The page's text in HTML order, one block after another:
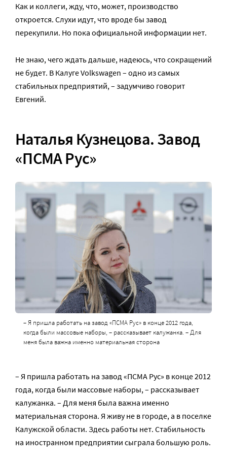
Как и коллеги, жду, что, может, производство
откроется. Слухи идут, что вроде бы завод
перекупили. Но пока официальной информации нет.
Не знаю, чего ждать дальше, надеюсь, что сокращений
не будет. В Калуге Volkswagen – одно из самых
стабильных предприятий, – задумчиво говорит
Евгений.
Наталья Кузнецова. Завод
«ПСМА Рус»
– Я пришла работать на завод «ПСМА Рус» в конце 2012 года,
когда были массовые наборы, – рассказывает калужанка. – Для
меня была важна именно материальная сторона
– Я пришла работать на завод «ПСМА Рус» в конце 2012
года, когда были массовые наборы, – рассказывает
калужанка. – Для меня была важна именно
материальная сторона. Я живу не в городе, а в поселке
Калужской области. Здесь работы нет. Стабильность
на иностранном предприятии сыграла большую роль.